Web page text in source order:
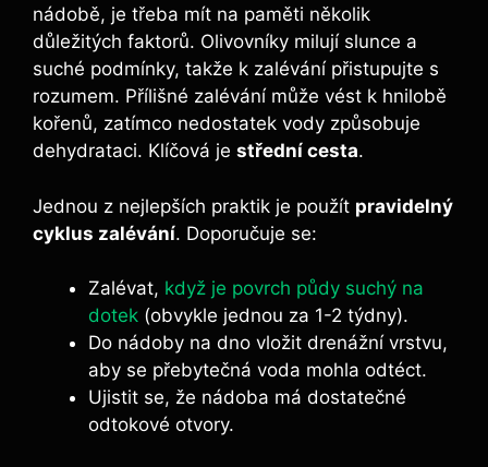
nádobě, je třeba mít na paměti několik
důležitých faktorů. Olivovníky milují slunce a
suché podmínky, takže k zalévání přistupujte s
rozumem. Přílišné zalévání může vést k hnilobě
kořenů, zatímco nedostatek vody způsobuje
dehydrataci. Klíčová je střední cesta.
Jednou z nejlepších praktik je použít pravidelný
cyklus zalévání. Doporučuje se:
Zalévat, když je povrch půdy suchý na
dotek (obvykle jednou za 1-2 týdny).
Do nádoby na dno vložit drenážní vrstvu,
aby se přebytečná voda mohla odtéct.
Ujistit se, že nádoba má dostatečné
odtokové otvory.